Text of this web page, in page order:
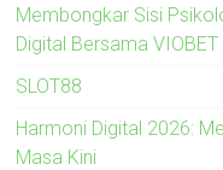
Membongkar Sisi
Digital Bersama VIOBET
SLOT88
Harmoni Digital 2026:
Masa Kini